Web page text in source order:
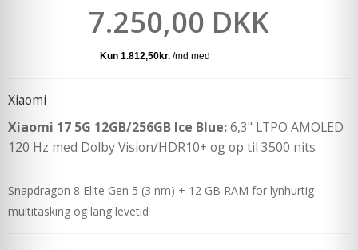
7.250,00 DKK
Xiaomi
Xiaomi 17 5G 12GB/256GB Ice Blue:6,3" LTPO AMOLED
120 Hz med Dolby Vision/HDR10+ og op til 3500 nits
Snapdragon 8 Elite Gen 5 (3 nm) + 12 GB RAM for lynhurtig
multitasking og lang levetid